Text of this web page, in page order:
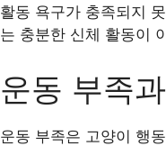
활동 욕구가 충족되지
는 충분한 신체 활동이
운동 부족
운동 부족은 고양이 행